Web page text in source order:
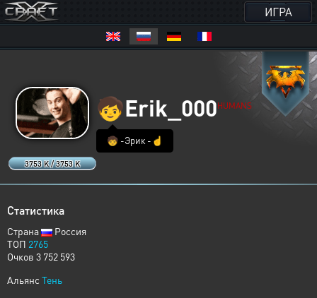
ИГРА
3753 K / 3753 K
🧒Erik_000HUMANS
🧒 -Эрик -☝️
Статистика
Страна
Россия
ТОП 2765
Очков 3 752 593
Альянс Тень